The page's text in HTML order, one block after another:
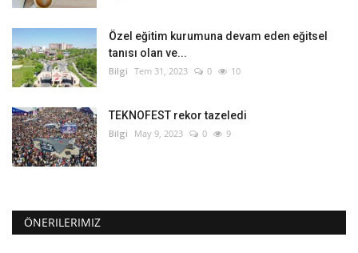
Özel eğitim kurumuna devam eden eğitsel
tanısı olan ve...
Bilgi Tem 31, 2023 0 10
TEKNOFEST rekor tazeledi
Bilgi May 9, 2023 0 9
ÖNERILERIMIZ